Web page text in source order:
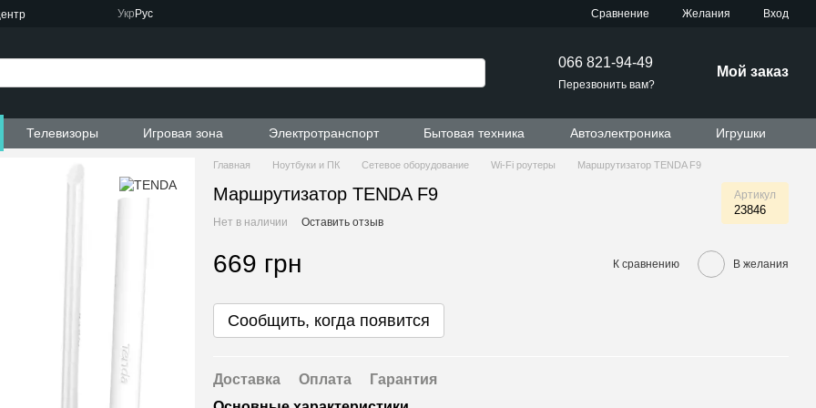
Укр Рус Сравнение Желания Вход
066 821-94-49
Перезвонить вам?
Мой заказ
Телевизоры Игровая зона Электротранспорт Бытовая техника Автоэлектроника Игрушки
Главная Ноутбуки и ПК Сетевое оборудование Wi-Fi роутеры Маршрутизатор TENDA F9
Маршрутизатор TENDA F9 Артикул
23846
Нет в наличии Оставить отзыв
669 грн К сравнению В желания
Сообщить, когда появится
Доставка Оплата
Гарантия